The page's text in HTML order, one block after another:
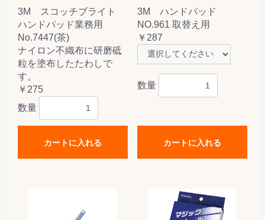
3M スコッチブライト
ハンドパッド業務用
No.7447(茶)
ナイロン不織布に研磨砥
粒を塗布したたわしで
す。
￥275
数量
カートに入れる
3M ハンドパッド
NO.961 取替え用
￥287
数量
カートに入れる